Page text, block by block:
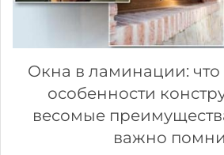
Окна в ламинации: что
особенности
весомые
важно